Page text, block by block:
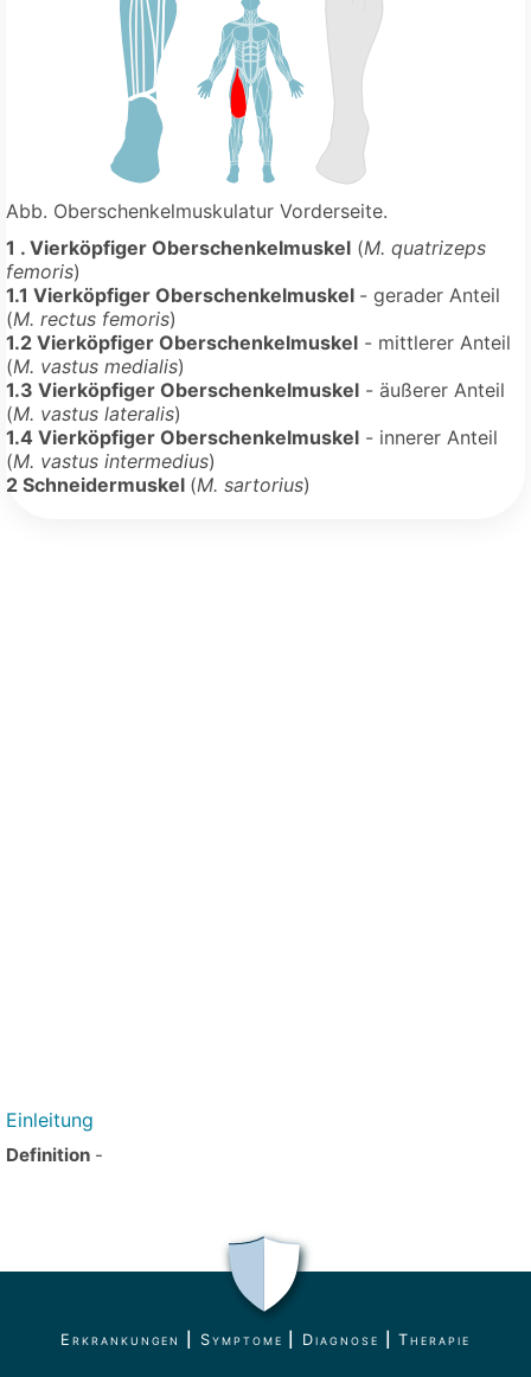
Abb. Oberschenkelmuskulatur Vorderseite.
1 . Vierköpfiger Oberschenkelmuskel (M. quatrizeps
femoris)
1.1 Vierköpfiger Oberschenkelmuskel - gerader Anteil
(M. rectus femoris)
1.2 Vierköpfiger Oberschenkelmuskel - mittlerer Anteil
(M. vastus medialis)
1.3 Vierköpfiger Oberschenkelmuskel - äußerer Anteil
(M. vastus lateralis)
1.4 Vierköpfiger Oberschenkelmuskel - innerer Anteil
(M. vastus intermedius)
2 Schneidermuskel (M. sartorius)
Einleitung
Definition -
Erkrankungen Symptome Diagnose |Therapie